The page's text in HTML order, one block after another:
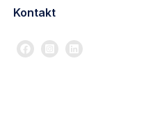
Kontakt